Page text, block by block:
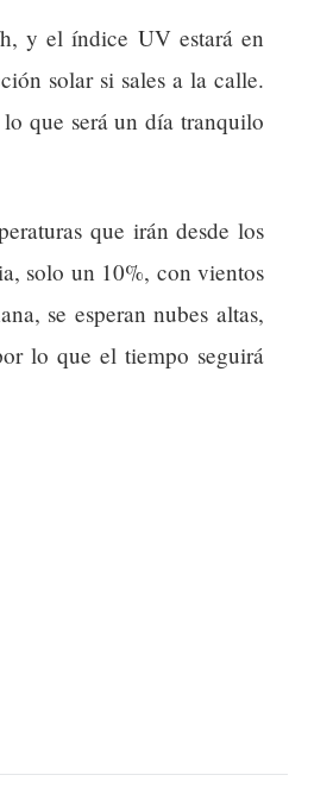
y el índice UV estará en
solar si sales a la calle.
que será un día tranquilo
que irán desde los
solo un 10%, con vientos
se esperan nubes altas,
lo que el tiempo seguirá